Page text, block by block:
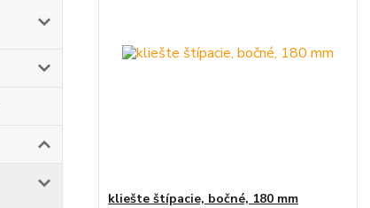
kliešte štípacie, bočné, 180 mm